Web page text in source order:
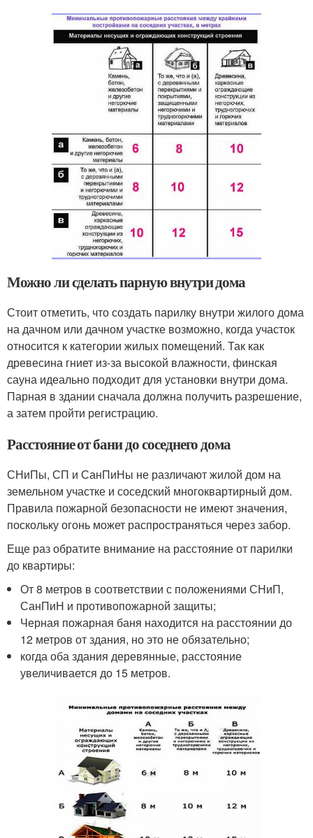
Можно ли сделать парную внутри дома
Стоит отметить, что создать парилку внутри жилого дома
на дачном или дачном участке возможно, когда участок
относится к категории жилых помещений. Так как
древесина гниет из-за высокой влажности, финская
сауна идеально подходит для установки внутри дома.
Парная в здании сначала должна получить разрешение,
а затем пройти регистрацию.
Расстояние от бани до соседнего дома
СНиПы, СП и СанПиНы не различают жилой дом на
земельном участке и соседский многоквартирный дом.
Правила пожарной безопасности не имеют значения,
поскольку огонь может распространяться через забор.
Еще раз обратите внимание на расстояние от парилки
до квартиры:
От 8 метров в соответствии с положениями СНиП,
СанПиН и противопожарной защиты;
Черная пожарная баня находится на расстоянии до
12 метров от здания, но это не обязательно;
когда оба здания деревянные, расстояние
увеличивается до 15 метров.